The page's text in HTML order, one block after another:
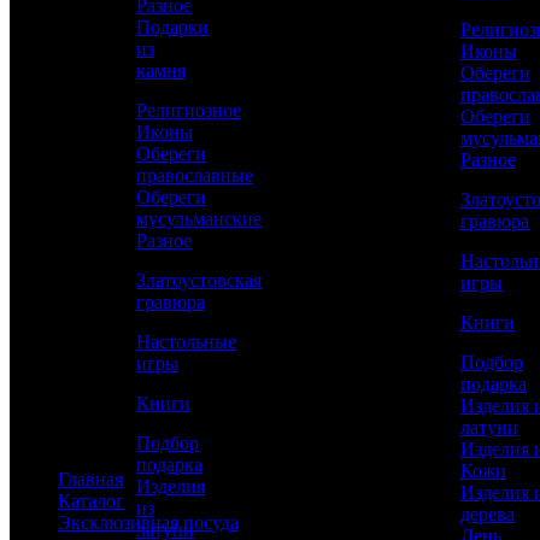
Изделия из дерева
День рождения
Новый год
23 февраля
8 марта
Мужчинам
Женщинам
Руководителю
По профессии
Дизайнерские ключницы: виды и
особенности
Янтарь: Дар моря в подарочной упаковке
Главная
Каталог
Эксклюзивная посуда
Разное
Подарки
из
камня
Религиозное
Иконы
Обереги
православные
Обереги
мусульманские
Разное
Златоустовская
гравюра
Настольные
игры
Книги
Подбор
подарка
Изделия
из
латуни
Иконы
Обереги
Обереги
Разное
гравюра
игры
Книги
Подбор
подарка
Изделия
латуни
Изделия
Кожи
Изделия
дерева
День